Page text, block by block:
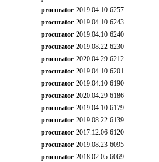
procurator 2019.04.10 6257
procurator 2019.04.10 6243
procurator 2019.04.10 6240
procurator 2019.08.22 6230
procurator 2020.04.29 6212
procurator 2019.04.10 6201
procurator 2019.04.10 6190
procurator 2020.04.29 6186
procurator 2019.04.10 6179
procurator 2019.08.22 6139
procurator 2017.12.06 6120
procurator 2019.08.23 6095
procurator 2018.02.05 6069